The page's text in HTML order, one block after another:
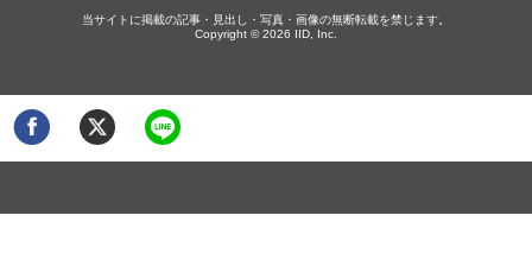
当サイトに掲載の記事・見出し・写真・画像の無断転載を禁じます。
Copyright © 2026 IID, Inc.